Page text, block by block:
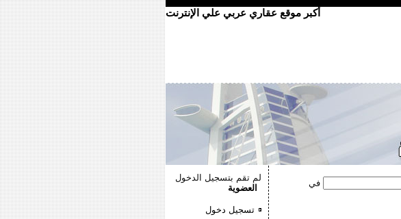
أكبر موقع عقاري عربي علي الإنترنت
لم تقم بتسجيل الدخول
العضوية
تسجيل دخول
في